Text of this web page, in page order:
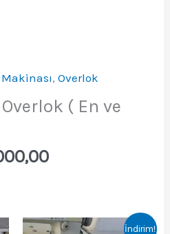
,Overlok
( En ve
Şu
₺ 4.000,00.
İndirim!